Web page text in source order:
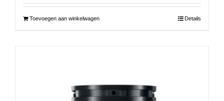
Toevoegen aan winkelwagen Details